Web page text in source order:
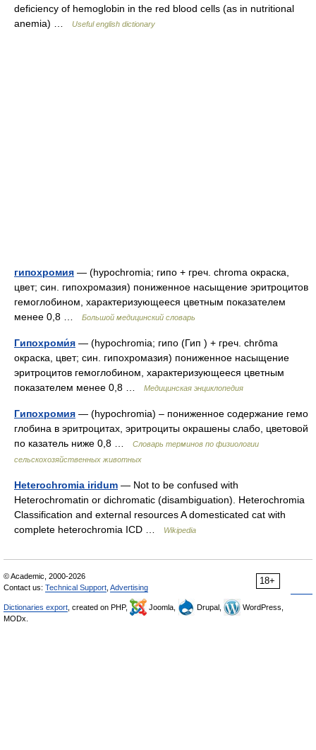
deficiency of hemoglobin in the red blood cells (as in nutritional
anemia) …
Useful english dictionary
гипохромия — (hypochromia; гипо + греч. chroma окраска,
цвет; син. гипохромазия) пониженное насыщение эритроцитов
гемоглобином, характеризующееся цветным показателем
менее 0,8 …
Большой медицинский словарь
Гипохроми́я — (hypochromia; гипо (Гип ) + греч. chrōma
окраска, цвет; син. гипохромазия) пониженное насыщение
эритроцитов гемоглобином, характеризующееся цветным
показателем менее 0,8 …
Медицинская энциклопедия
Гипохромия — (hypochromia) – пониженное содержание гемо
глобина в эритроцитах, эритроциты окрашены слабо, цветовой
по казатель ниже 0,8 …
Словарь терминов по физиологии
сельскохозяйственных животных
Heterochromia iridum — Not to be confused with
Heterochromatin or dichromatic (disambiguation). Heterochromia
Classification and external resources A domesticated cat with
complete heterochromia ICD …
Wikipedia
18+
© Academic, 2000-2026
Contact us: Technical Support Advertising
Dictionaries export , created on PHP, Joomla, Drupal,
WordPress,
MODx.